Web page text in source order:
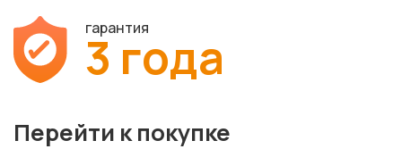
гарантия
3 года
Перейти к покупке